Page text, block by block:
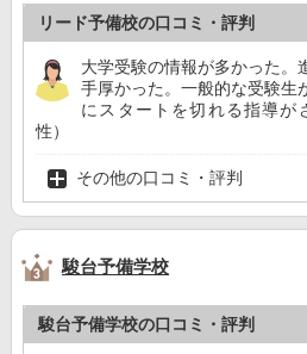
リード予備校の口コミ・評判
大学受験の情報が多かった。
手厚かった。一般的な受験生
にスタートを切れる指導が
性）
その他の口コミ・評判
駿台予備学校
駿台予備学校の口コミ・評判